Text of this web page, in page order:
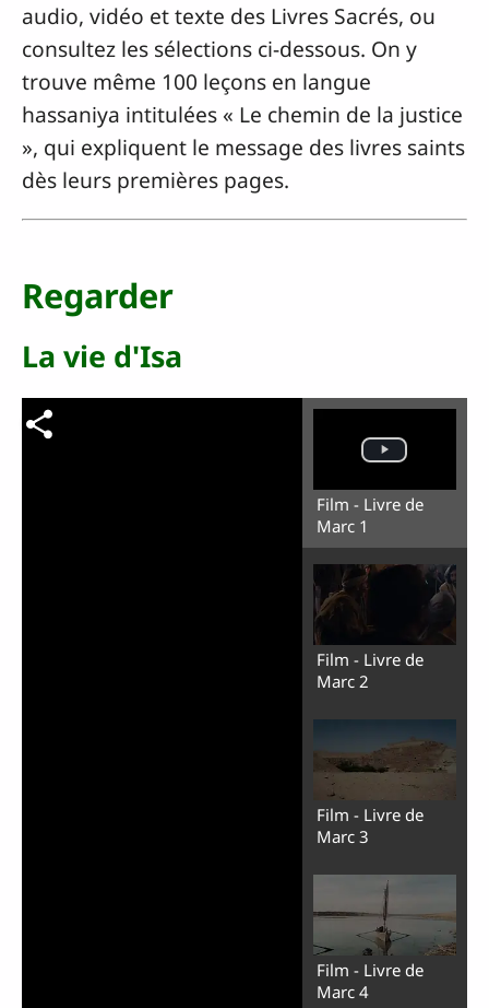
audio, vidéo et texte des Livres Sacrés, ou
consultez les sélections ci-dessous. On y
trouve même 100 leçons en langue
hassaniya intitulées « Le chemin de la justice
», qui expliquent le message des livres saints
dès leurs premières pages.
Regarder
La vie d'Isa
Film - Livre de
Marc 1
Film - Livre de
Marc 2
Film - Livre de
Marc 3
Film - Livre de
Marc 4